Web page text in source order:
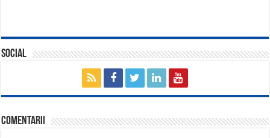
Social
Comentarii